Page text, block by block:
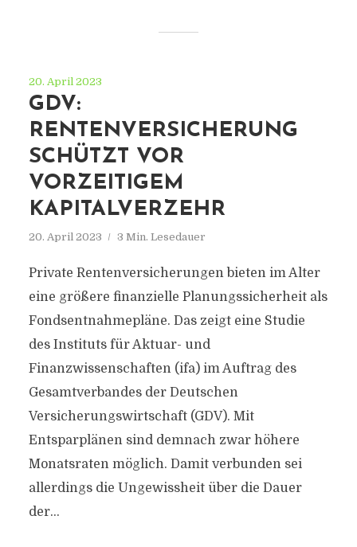
20. April 2023
GDV:
RENTENVERSICHERUNG
SCHÜTZT VOR
VORZEITIGEM
KAPITALVERZEHR
20. April 2023 3 Min. Lesedauer
Private Rentenversicherungen bieten im Alter
eine größere finanzielle Planungssicherheit als
Fondsentnahmepläne. Das zeigt eine Studie
des Instituts für Aktuar- und
Finanzwissenschaften (ifa) im Auftrag des
Gesamtverbandes der Deutschen
Versicherungswirtschaft (GDV). Mit
Entsparplänen sind demnach zwar höhere
Monatsraten möglich. Damit verbunden sei
allerdings die Ungewissheit über die Dauer
der...